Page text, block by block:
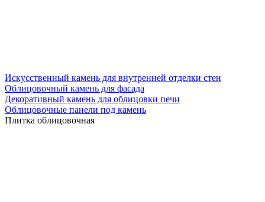
Искусственный камень для внутренней отделки стен
Облицовочный камень для фасада
Декоративный камень для облицовки печи
Облицовочные панели под камень
Плитка облицовочная